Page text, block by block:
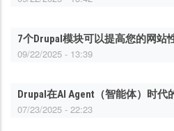
7个Drupal模块可以提高您的网站
09/22/2025 - 13:39
Drupal在AI Agent（智能体）时代
07/23/2025 - 22:23